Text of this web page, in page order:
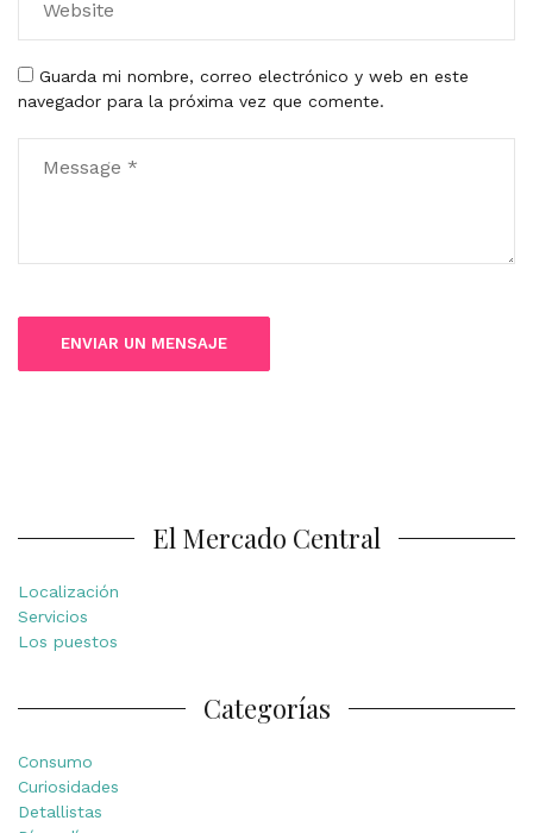
Guarda mi nombre, correo electrónico y web en este
navegador para la próxima vez que comente.
El Mercado Central
Localización
Servicios
Los puestos
Categorías
Consumo
Curiosidades
Detallistas